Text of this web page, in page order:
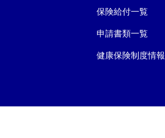
保険給付一覧
申請書類一覧
健康保険制度情報